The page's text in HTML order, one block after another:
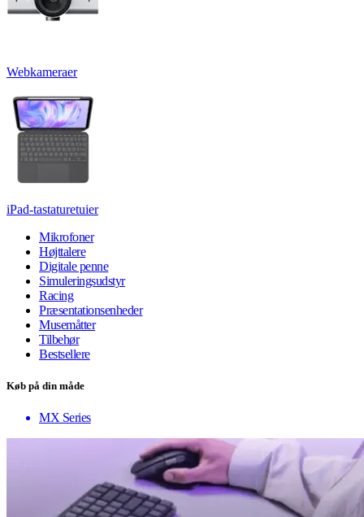
Webkameraer
iPad-tastaturetuier
Mikrofoner
Højttalere
Digitale penne
Simuleringsudstyr
Racing
Præsentationsenheder
Musemåtter
Tilbehør
Bestsellere
Køb på din måde
MX Series